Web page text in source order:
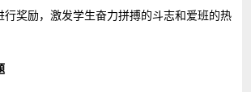
行奖励，激发学生奋力拼搏的斗志和爱班的热